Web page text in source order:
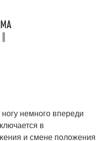
немного впереди
в
и смене положения